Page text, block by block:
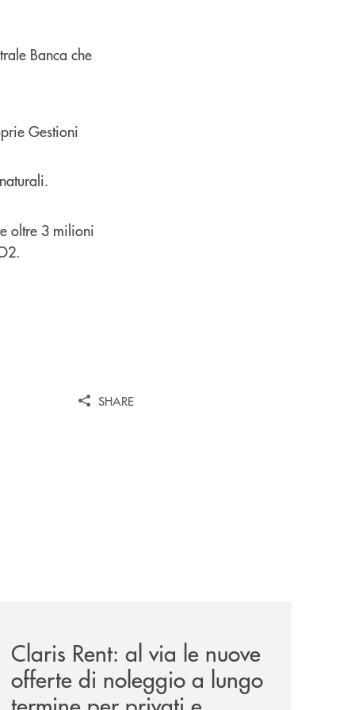
Banca che
Gestioni
oltre 3 milioni
SHARE
Claris Rent: al via le nuove
offerte di noleggio a lungo